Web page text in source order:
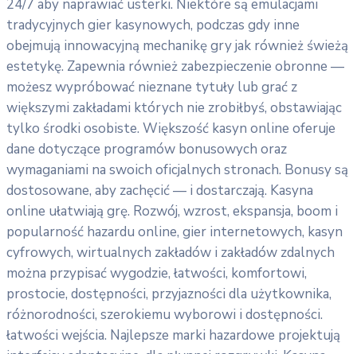
24/7 aby naprawiać usterki. Niektóre są emulacjami
tradycyjnych gier kasynowych, podczas gdy inne
obejmują innowacyjną mechanikę gry jak również świeżą
estetykę. Zapewnia również zabezpieczenie obronne —
możesz wypróbować nieznane tytuły lub grać z
większymi zakładami których nie zrobiłbyś, obstawiając
tylko środki osobiste. Większość kasyn online oferuje
dane dotyczące programów bonusowych oraz
wymaganiami na swoich oficjalnych stronach. Bonusy są
dostosowane, aby zachęcić — i dostarczają. Kasyna
online ułatwiają grę. Rozwój, wzrost, ekspansja, boom i
popularność hazardu online, gier internetowych, kasyn
cyfrowych, wirtualnych zakładów i zakładów zdalnych
można przypisać wygodzie, łatwości, komfortowi,
prostocie, dostępności, przyjazności dla użytkownika,
różnorodności, szerokiemu wyborowi i dostępności.
łatwości wejścia. Najlepsze marki hazardowe projektują